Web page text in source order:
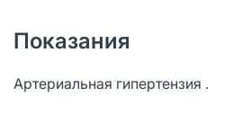
Показания
Артериальная гипертензия .